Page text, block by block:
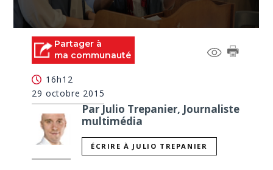
seconds
seconds
Partager à
ma communauté
16h12
29 octobre 2015
Par Julio Trepanier, Journaliste
multimédia
ÉCRIRE À JULIO TREPANIER